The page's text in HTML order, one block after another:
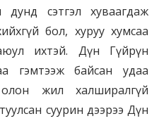
сэтгэл хуваагдаж
бол, хуруу хумсаа
ихтэй. Дүн Гүйрүн
гэмтээж байсан удаа
жил халширалгүй
суурин дээрээ Дүн